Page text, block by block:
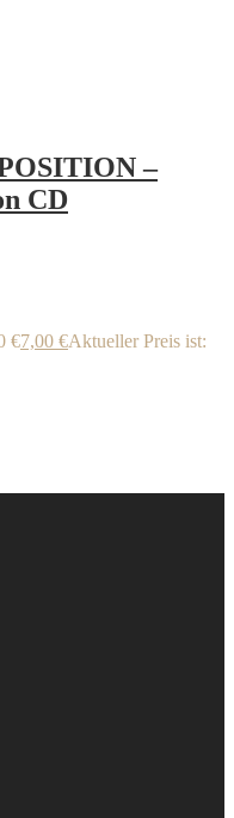
–
CD
€7,00 €Aktueller Preis ist: